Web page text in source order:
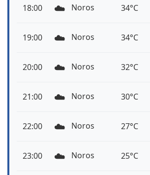
18:00 ☁️ Noros 34°C
19:00 ☁️ Noros 34°C
20:00 ☁️ Noros 32°C
21:00 ☁️ Noros 30°C
22:00 ☁️ Noros 27°C
23:00 ☁️ Noros 25°C